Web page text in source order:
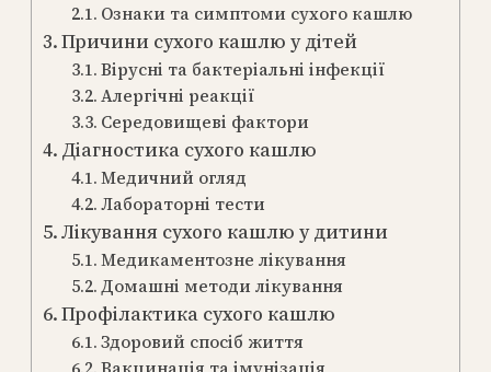
Ознаки та симптоми сухого кашлю
Причини сухого кашлю у дітей
Вірусні та бактеріальні інфекції
Алергічні реакції
Середовищеві фактори
Діагностика сухого кашлю
Медичний огляд
Лабораторні тести
Лікування сухого кашлю у дитини
Медикаментозне лікування
Домашні методи лікування
Профілактика сухого кашлю
Здоровий спосіб життя